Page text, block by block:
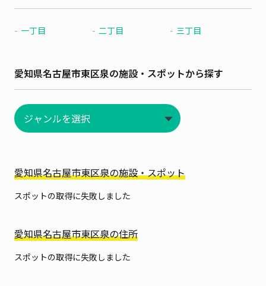
一丁目 二丁目 三丁目
愛知県名古屋市東区泉の施設・スポットから探す
愛知県名古屋市東区泉の施設・スポット
スポットの取得に失敗しました
愛知県名古屋市東区泉の住所
スポットの取得に失敗しました